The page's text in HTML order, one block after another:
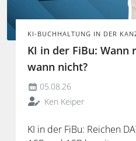
KI-BUCHHALTUNG IN DER
KI in der FiBu: Wann
wann nicht?
05.08.26
Ken Keiper
KI in der FiBu: Reichen